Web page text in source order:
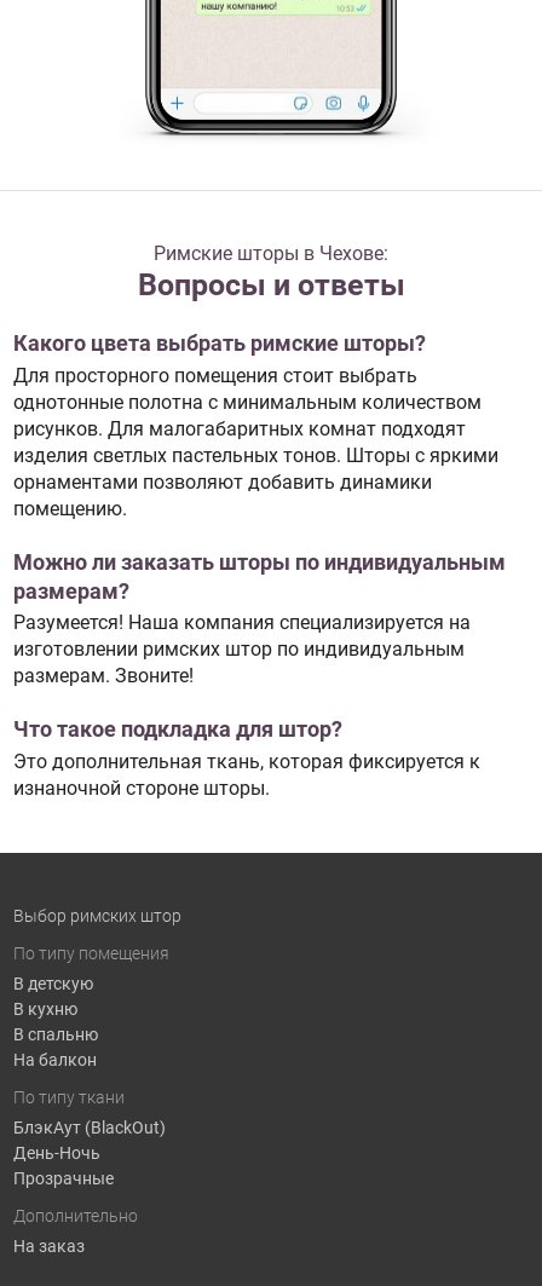
Римские шторы в Чехове:
Вопросы и ответы
Какого цвета выбрать римские шторы?
Для просторного помещения стоит выбрать
однотонные полотна с минимальным количеством
рисунков. Для малогабаритных комнат подходят
изделия светлых пастельных тонов. Шторы с яркими
орнаментами позволяют добавить динамики
помещению.
Можно ли заказать шторы по индивидуальным
размерам?
Разумеется! Наша компания специализируется на
изготовлении римских штор по индивидуальным
размерам. Звоните!
Что такое подкладка для штор?
Это дополнительная ткань, которая фиксируется к
изнаночной стороне шторы.
Выбор римских штор
По типу помещения
В детскую
В кухню
В спальню
На балкон
По типу ткани
БлэкАут (BlackOut)
День-Ночь
Прозрачные
Дополнительно
На заказ